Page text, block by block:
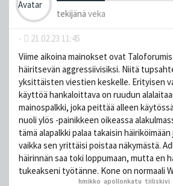
tekijänä veka
- 21.02.23 11:45
Viime aikoina mainokset ovat
häiritsevän aggressiivisiksi. Niitä
yksittäisten viestien keskelle. Erityisen
käyttöä hankaloittava on ruudun
mainospalkki, joka peittää alleen
nuoli ylös -painikkeen oikeassa
tämä alapalkki palaa takaisin
vaikka sen yrittäisi poistaa näkymästä.
häirinnän saa toki loppumaan, mutta en
tukeakseni työtänne. Kone on normaali
hmikko apollonkatu tiiliskivi